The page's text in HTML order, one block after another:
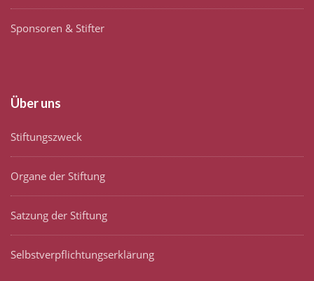
Sponsoren & Stifter
Über uns
Stiftungszweck
Organe der Stiftung
Satzung der Stiftung
Selbstverpflichtungserklärung